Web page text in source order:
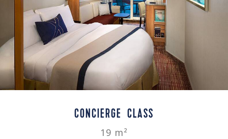
CONCIERGE CLASS
19 m²